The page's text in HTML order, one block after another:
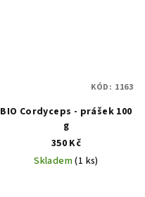
BIO Cordyceps - prášek 100
g
350 Kč
Skladem(1 ks)
KÓD: 1163